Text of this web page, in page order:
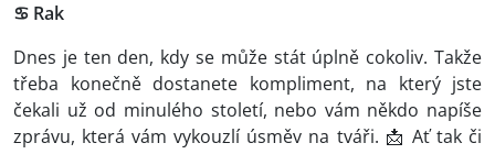
♋ Rak
Dnes je ten den, kdy se může stát úplně cokoliv. Takže
třeba konečně dostanete kompliment, na který jste
čekali už od minulého století, nebo vám někdo napíše
zprávu, která vám vykouzlí úsměv na tváři. 📩 Ať tak či